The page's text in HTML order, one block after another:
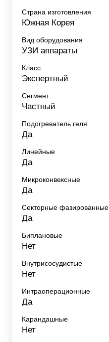
Страна изготовления
Южная Корея
Вид оборудования
УЗИ аппараты
Класс
Экспертный
Сегмент
Частный
Подогреватель геля
Да
Линейные
Да
Микроконвексные
Да
Секторные фазированные
Да
Биплановые
Нет
Внутрисосудистые
Нет
Интраоперационные
Да
Карандашные
Нет